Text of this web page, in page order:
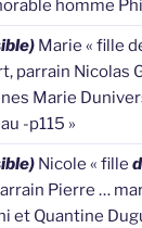
homme
Marie « fille
parrain Nicolas
Marie
-p115 »
Nicole « fille
Pierre …
et Quantine